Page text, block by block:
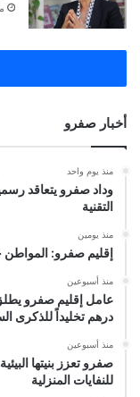
أخبار صفرو
منذ يوم واحد
وداد صفرو يتعاقد
التقنية
منذ يومين
إقليم صفرو:
منذ أسبوعين
درهم تخليداً للذكرى
منذ أسبوعين
صفرو تعزز بنيتها
للنفايات المنزلية